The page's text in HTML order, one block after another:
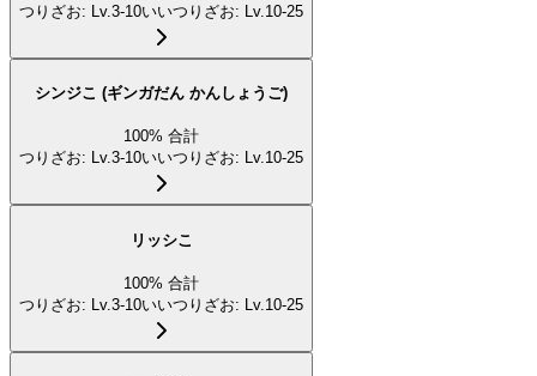
つりざお: Lv.3-10いいつりざお: Lv.10-25
シンジこ (ギンガだん かんしょうご)
100% 合計
つりざお: Lv.3-10いいつりざお: Lv.10-25
リッシこ
100% 合計
つりざお: Lv.3-10いいつりざお: Lv.10-25